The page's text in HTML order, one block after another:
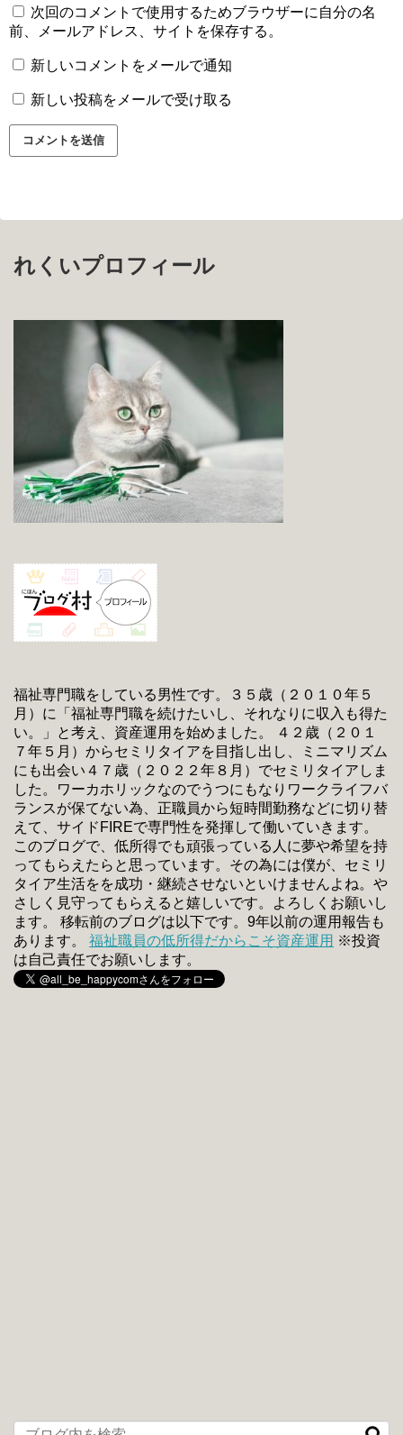
次回のコメントで使用するためブラウザーに自分の名
前、メールアドレス、サイトを保存する。
新しいコメントをメールで通知
新しい投稿をメールで受け取る
れくいプロフィール
福祉専門職をしている男性です。３５歳（２０１０年５
月）に「福祉専門職を続けたいし、それなりに収入も得た
い。」と考え、資産運用を始めました。 ４２歳（２０１
７年５月）からセミリタイアを目指し出し、ミニマリズム
にも出会い４７歳（２０２２年８月）でセミリタイアしま
した。ワーカホリックなのでうつにもなりワークライフバ
ランスが保てない為、正職員から短時間勤務などに切り替
えて、サイドFIREで専門性を発揮して働いていきます。
このブログで、低所得でも頑張っている人に夢や希望を持
ってもらえたらと思っています。その為には僕が、セミリ
タイア生活をを成功・継続させないといけませんよね。や
さしく見守ってもらえると嬉しいです。よろしくお願いし
ます。 移転前のブログは以下です。9年以前の運用報告も
あります。 福祉職員の低所得だからこそ資産運用 ※投資
は自己責任でお願いします。